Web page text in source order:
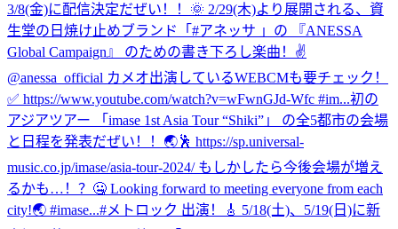
3/8(金)に配信決定だぜい！！🌞 2/29(木)より展開される、資
生堂の日焼け止めブランド「#アネッサ 」の 『ANESSA
Global Campaign』 のための書き下ろし楽曲！✌️
@anessa_official カメオ出演しているWEBCMも要チェック！
✅ https://www.youtube.com/watch?v=wFwnGJd-Wfc #im...初の
アジアツアー 「imase 1st Asia Tour “Shiki”」 の全5都市の会場
と日程を発表だぜい！！🌏🕺 https://sp.universal-
music.co.jp/imase/asia-tour-2024/ もしかしたら今後会場が増え
るかも…！？🤐 Looking forward to meeting everyone from each
city!🌏 #imase...#メトロック 出演！🎸 5/18(土)、5/19(日)に新